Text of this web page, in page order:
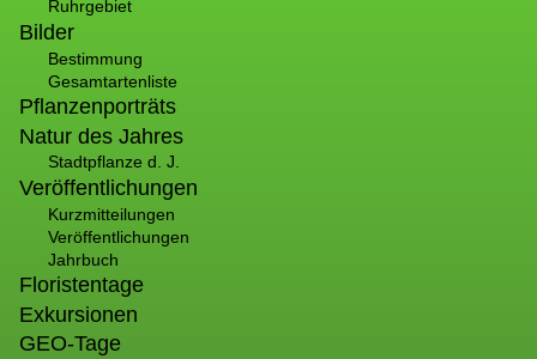
Ruhrgebiet
Bilder
Bestimmung
Gesamtartenliste
Pflanzenporträts
Natur des Jahres
Stadtpflanze d. J.
Veröffentlichungen
Kurzmitteilungen
Veröffentlichungen
Jahrbuch
Floristentage
Exkursionen
GEO-Tage